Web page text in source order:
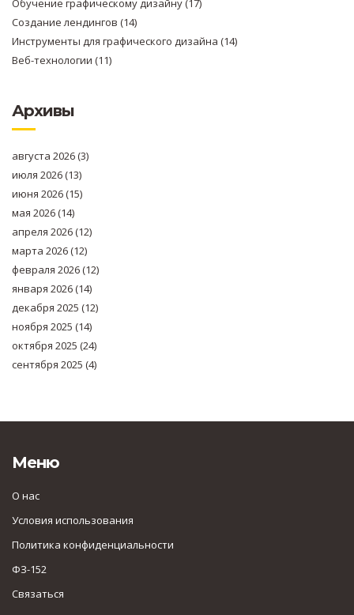
Обучение графическому дизайну(17)
Создание лендингов (14)
Инструменты для графического дизайна (14)
Веб-технологии (11)
Архивы
августа 2026(3)
июля 2026(13)
июня 2026(15)
мая 2026(14)
апреля 2026(12)
марта 2026(12)
февраля 2026(12)
января 2026(14)
декабря 2025 (12)
ноября 2025 (14)
октября 2025 (24)
сентября 2025 (4)
Меню
О нас
Условия использования
Политика конфиденциальности
ФЗ-152
Связаться